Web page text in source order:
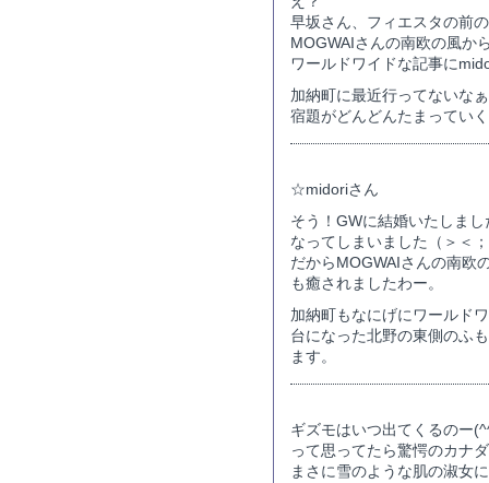
早坂さん、フィエスタの前
MOGWAIさんの南欧の風か
ワールドワイドな記事に
加納町に最近行ってないな
宿題がどんどんたまってい
☆midoriさん
そう！GWに結婚いたしま
なってしまいました（＞＜；
だからMOGWAIさんの南欧
も癒されましたわー。
加納町もなにげにワールド
台になった北野の東側のふ
ます。
ギズモはいつ出てくるのー
って思ってたら驚愕のカナ
まさに雪のような肌の淑女